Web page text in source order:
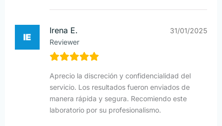
Irena E.
Reviewer
31/01/2025
Aprecio la discreción y confidencialidad del
servicio. Los resultados fueron enviados de
manera rápida y segura. Recomiendo este
laboratorio por su profesionalismo.